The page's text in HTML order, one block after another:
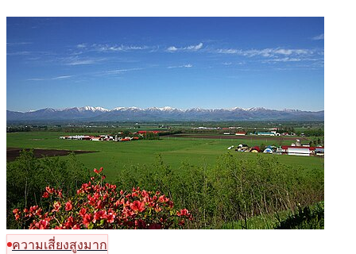
ความเสี่ยงสูงมาก